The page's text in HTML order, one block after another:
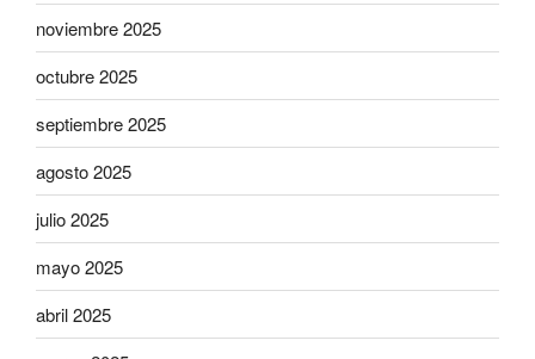
noviembre 2025
octubre 2025
septiembre 2025
agosto 2025
julio 2025
mayo 2025
abril 2025